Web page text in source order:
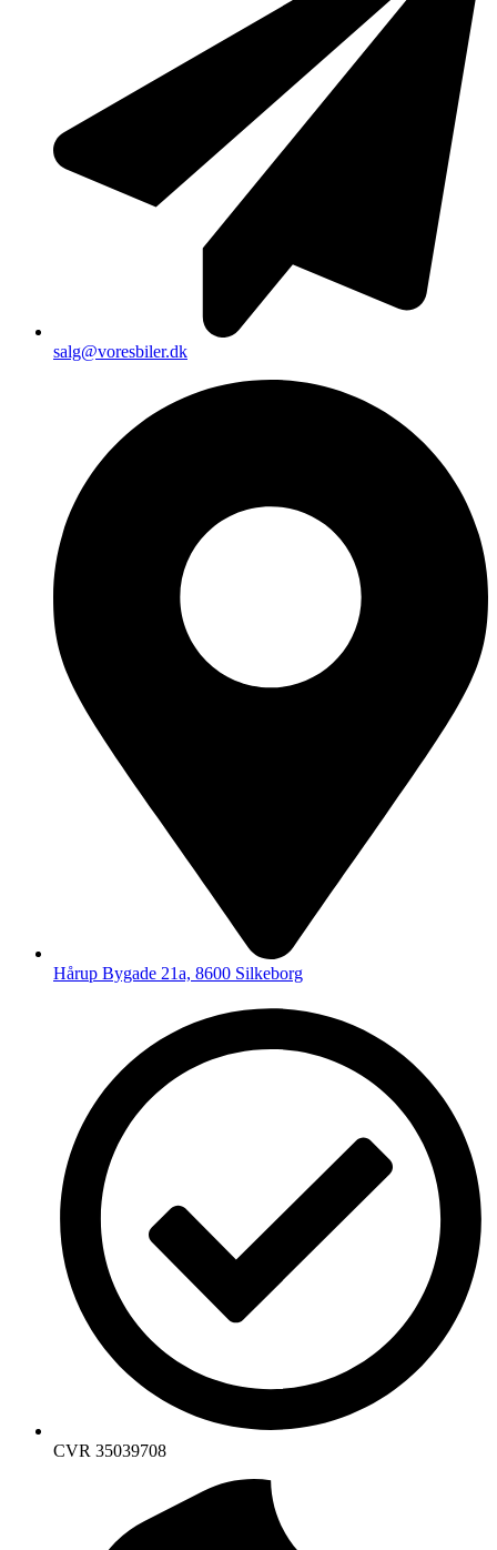
salg@voresbiler.dk
Hårup Bygade 21a, 8600 Silkeborg
CVR 35039708